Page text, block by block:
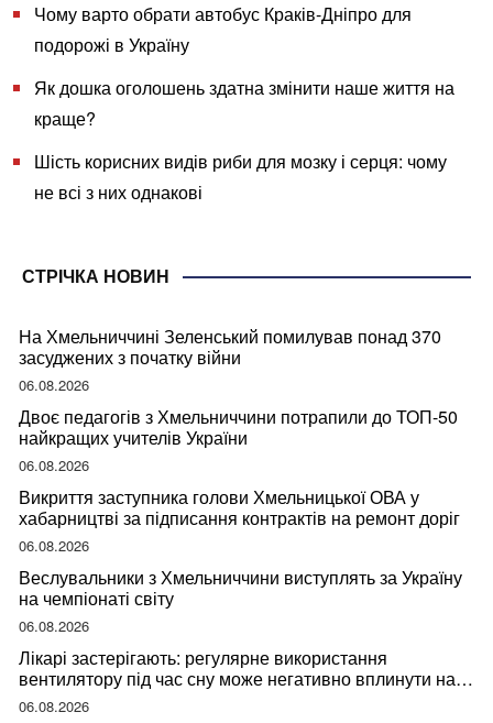
Чому варто обрати автобус Краків-Дніпро для
подорожі в Україну
Як дошка оголошень здатна змінити наше життя на
краще?
Шість корисних видів риби для мозку і серця: чому
не всі з них однакові
СТРІЧКА НОВИН
На Хмельниччині Зеленський помилував понад 370
засуджених з початку війни
06.08.2026
Двоє педагогів з Хмельниччини потрапили до ТОП-50
найкращих учителів України
06.08.2026
Викриття заступника голови Хмельницької ОВА у
хабарництві за підписання контрактів на ремонт доріг
06.08.2026
Веслувальники з Хмельниччини виступлять за Україну
на чемпіонаті світу
06.08.2026
Лікарі застерігають: регулярне використання
вентилятору під час сну може негативно вплинути на
ваше здоров’я
06.08.2026